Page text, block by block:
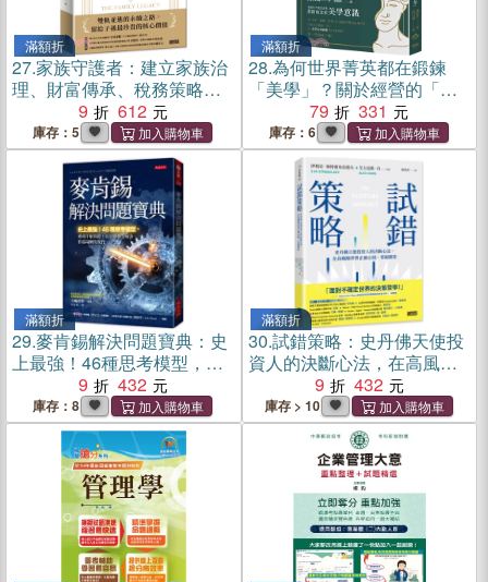
滿額折
27.家族守護者：建立家族治
理、財富傳承、稅務策略的
百年基業9 612
庫存：5
滿額折
28.為何世界菁英都在鍛鍊
「美學」？關於經營的「藝
術」與「科學」
79 331
庫存：6
滿額折
29.麥肯錫解決問題寶典：史
上最強！46種思考模型，遇
到什麼問題，套什麼模型解
決，你當場胸有成竹。
9 432
庫存：8
滿額折
30.試錯策略：史丹佛天使投
資人的決斷心法，在高風險
世界正確止損、掌握勝算
9 432
庫存 > 10